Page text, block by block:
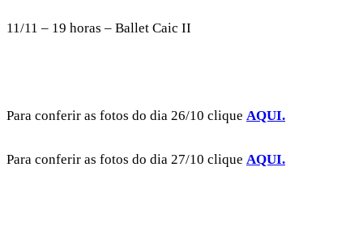
11/11 – 19 horas – Ballet Caic II
Para conferir as fotos do dia 26/10 clique AQUI.
Para conferir as fotos do dia 27/10 clique AQUI.